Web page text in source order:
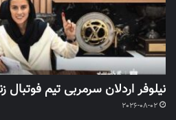
نیلوفر اردلان سرمربی تیم
2026-08-02